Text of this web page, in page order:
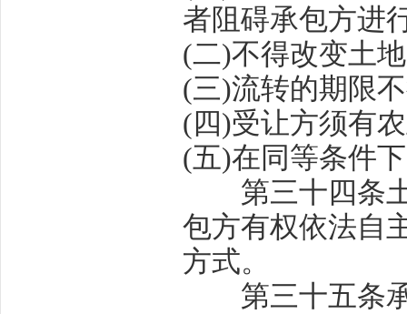
者阻碍承包方进
(二)不得改变土
(三)流转的期限
( 四)受让方须有
(五)在同等条件
第三十四条
包方有权依法自
方式。
第三十五条